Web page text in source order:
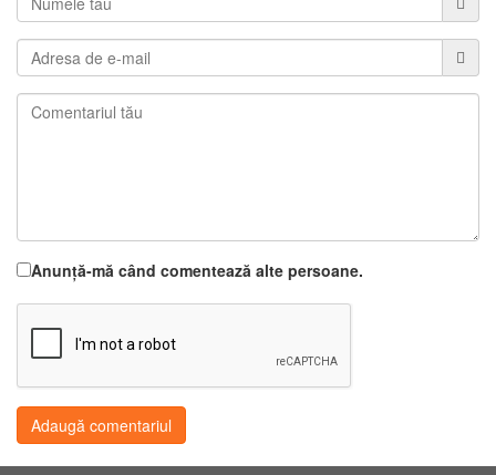
Anunță-mă când comentează alte persoane.
Adaugă comentariul